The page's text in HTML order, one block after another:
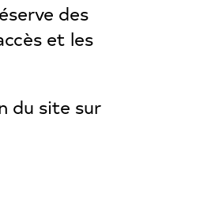
des
et les
du site sur